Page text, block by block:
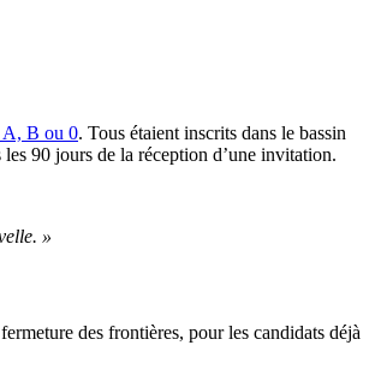
A, B ou 0. Tous étaient inscrits dans le bassin
90 jours de la réception d’une invitation.
»
des frontières, pour les candidats déjà